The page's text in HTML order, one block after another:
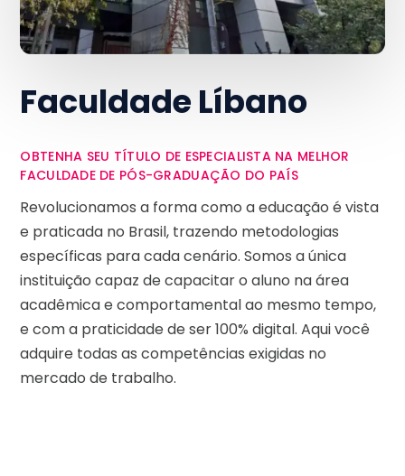
Faculdade Líbano
OBTENHA SEU TÍTULO DE ESPECIALISTA NA MELHOR
FACULDADE DE PÓS-GRADUAÇÃO DO PAÍS
Revolucionamos a forma como a educação é vista
e praticada no Brasil, trazendo metodologias
específicas para cada cenário. Somos a única
instituição capaz de capacitar o aluno na área
acadêmica e comportamental ao mesmo tempo,
e com a praticidade de ser 100% digital. Aqui você
adquire todas as competências exigidas no
mercado de trabalho.